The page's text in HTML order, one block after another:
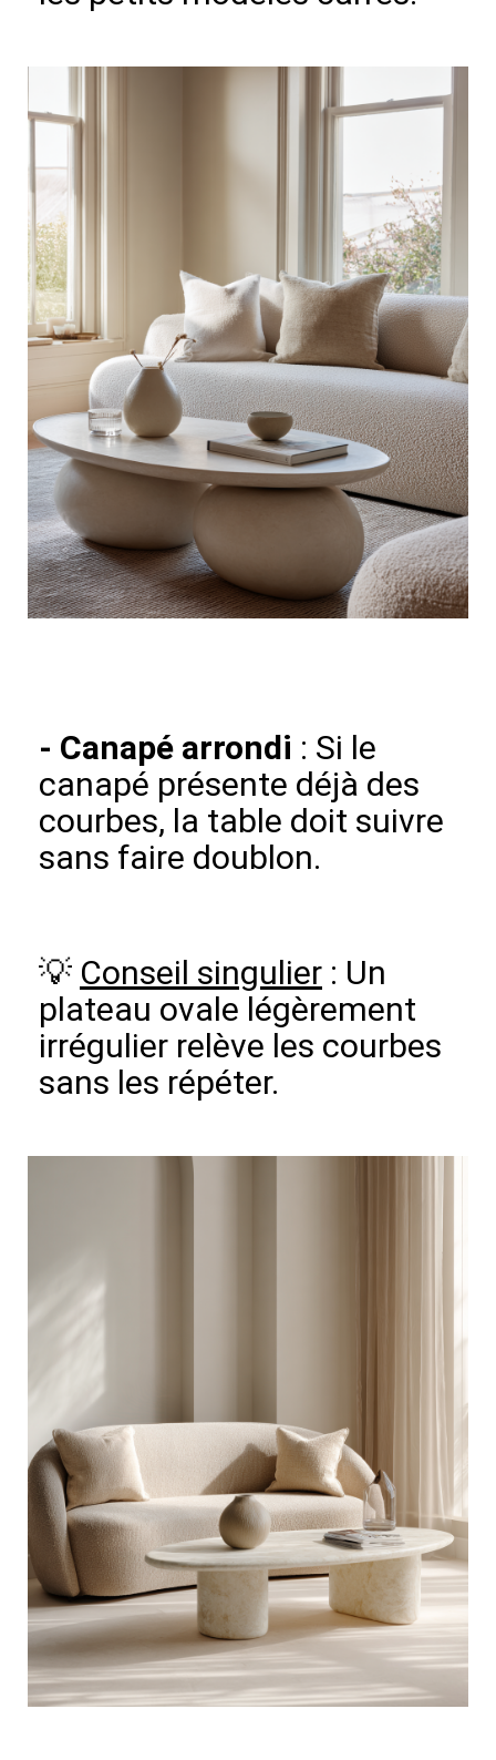
- Canapé arrondi : Si le
canapé présente déjà des
courbes, la table doit suivre
sans faire doublon.
💡 Conseil singulier : Un
plateau ovale légèrement
irrégulier relève les courbes
sans les répéter.